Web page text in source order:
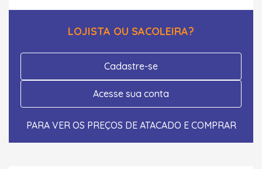
LOJISTA OU SACOLEIRA?
Cadastre-se
Acesse sua conta
PARA VER OS PREÇOS DE ATACADO E COMPRAR